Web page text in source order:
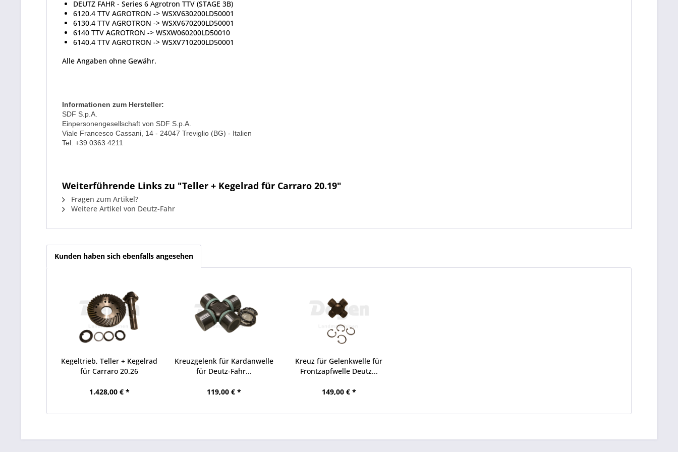
DEUTZ FAHR - Series 6 Agrotron TTV (STAGE 3B)
6120.4 TTV AGROTRON -> WSXV630200LD50001
6130.4 TTV AGROTRON -> WSXV670200LD50001
6140 TTV AGROTRON -> WSXW060200LD50010
6140.4 TTV AGROTRON -> WSXV710200LD50001
Alle Angaben ohne Gewähr.
Informationen zum Hersteller:
SDF S.p.A.
Einpersonengesellschaft von SDF S.p.A.
Viale Francesco Cassani, 14 - 24047 Treviglio (BG) - Italien
Tel. +39 0363 4211
Weiterführende Links zu "Teller + Kegelrad für Carraro 20.19"
Fragen zum Artikel?
Weitere Artikel von Deutz-Fahr
Kunden haben sich ebenfalls angesehen
Kegeltrieb, Teller + Kegelrad
für Carraro 20.26
1.428,00 € *
Kreuzgelenk für Kardanwelle
für Deutz-Fahr...
119,00 € *
Kreuz für Gelenkwelle für
Frontzapfwelle Deutz...
149,00 € *